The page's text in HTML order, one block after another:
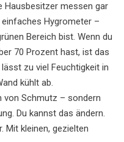
Hausbesitzer messen gar
Hygrometer –
Bereich bist. Wenn du
70 Prozent hast, ist das
zu viel Feuchtigkeit in
kühlt ab.
von Schmutz – sondern
Du kannst das ändern.
Mit kleinen, gezielten